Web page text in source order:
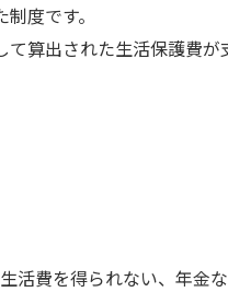
度です。
算出された生活保護費が
費を得られない、年金